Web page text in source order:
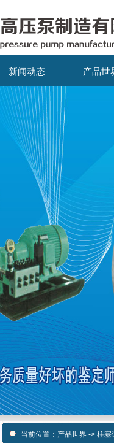
新闻动态 产品世
当前位置： 产品世界 -> 柱塞